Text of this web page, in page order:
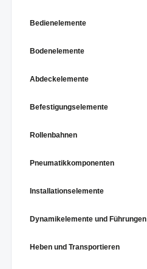
Bedienelemente
Bodenelemente
Abdeckelemente
Befestigungselemente
Rollenbahnen
Pneumatikkomponenten
Installationselemente
Dynamikelemente und Führungen
Heben und Transportieren